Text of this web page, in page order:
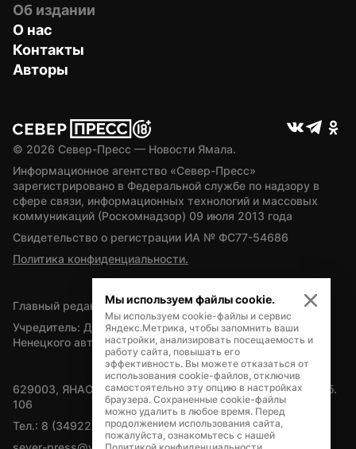
Об издании
О нас
Контакты
Авторы
© 2026 Север-Пресс — Новости Ямала.
Информационное агентство «Север-Пресс»
зарегистрировано в Федеральной службе по надзору в
сфере связи, информационных технологий и массовых
коммуникаций (Роскомнадзор) 09 июля 2013 года
Свидетельство о регистрации ИА № ФС77-54686
Политика конфиденциальности.
Главный редактор — А.Л. Поздеев
Учредитель: Департамент внутренней политики Ямало-
Ненецкого автономного округа
629003, ЯНАО, Салехард, мкр. Богдана Кнунянца, д.1, каб.
106
Тел.: 8 (34922) 71262
Мы используем файлы cookie.
Мы используем cookie-файлы и сервис
Яндекс.Метрика, чтобы запомнить ваши
настройки, анализировать посещаемость и
работу сайта, повышать его
эффективность. Вы можете отказаться от
использования cookie-файлов, отключив
самостоятельно эту опцию в настройках
браузера. Сохраненные cookie-файлы
можно удалить в любое время. Перед
продолжением использования сайта,
пожалуйста, ознакомьтесь с нашей